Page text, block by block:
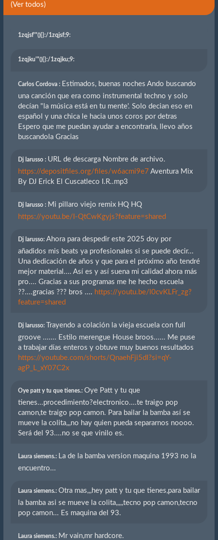
(Ver todos)
1zqjsf'"(){}:/1zqjsf;9:
1zqjku'"(){}:/1zqjku;9:
Carlos Cordova : Estimados, buenas noches Ando buscando
una canción que era como instrumental techno y solo
decían "la música está en tu mente'. Solo decian eso en
español y una chica le hacia unos coros por detras
Espero que me puedan ayudar a encontrarla, llevo años
buscandola Gracias
Dj larusso : URL de descarga Nombre de archivo.
https://depositfiles.org/files/w6acmi9e7 Aventura Mix
By DJ Erick El Cuscatleco I.R..mp3
Dj larusso : Mi pillaro viejo remix HQ HQ
https://youtu.be/I-QtCwKgyjs?feature=shared
Dj larusso: Ahora para despedir este 2025 doy por
añadidos mis beats ya profesionales si se puede decir...
Una dedicación de años y que para el próximo año tendré
mejor material.... Así es y así suena mi calidad ahora más
pro.... Gracias a sus programas me he hecho escuela
??....gracias ??? bros .... https://youtu.be/l0cvKLFr_zg?
feature=shared
Dj larusso: Trayendo a colación la vieja escuela con full
groove ....... Estilo merengue House broos...... Me puse
a trabajar días enteros y obtuve muy buenos resultados
https://youtube.com/shorts/QnaehFji5dI?si=qY-
agP_L_xY07C2x
Oye patt y tu que tienes.: Oye Patt y tu que
tienes...procedimiento?electronico....te traigo pop
camon,te traigo pop camon. Para bailar la bamba así se
mueve la colita,,,no hay quien pueda separarnos noooo.
Será del 93....no se que vinilo es.
Laura siemens.: La de la bamba version maquina 1993 no la
encuentro...
Laura siemens.: Otra mas,,,hey patt y tu que tienes,para bailar
la bamba asi se mueve la colita,,,,,tecno pop camon,tecno
pop camon... Es maquina del 93.
Laura siemens.: Mr vain,mr hardcore.